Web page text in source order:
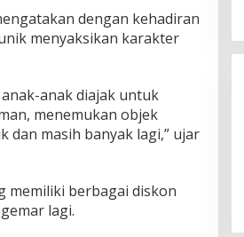
dengan kehadiran
menyaksikan karakter
anak diajak untuk
menemukan objek
dan masih banyak lagi,” ujar
memiliki berbagai diskon
lagi.